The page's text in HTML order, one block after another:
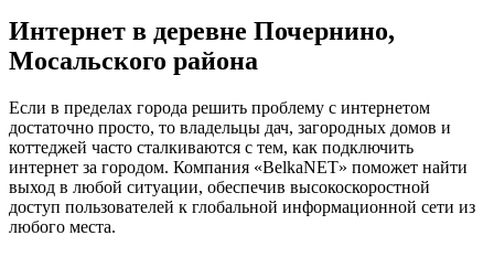
Интернет в деревне Почернино,
Мосальского района
Если в пределах города решить проблему с интернетом
достаточно просто, то владельцы дач, загородных домов и
коттеджей часто сталкиваются с тем, как подключить
интернет за городом. Компания «BelkaNET» поможет найти
выход в любой ситуации, обеспечив высокоскоростной
доступ пользователей к глобальной информационной сети из
любого места.